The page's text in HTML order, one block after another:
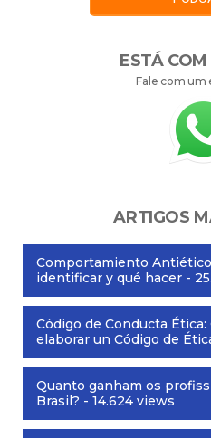
ESTÁ
Fale com um
ARTIGOS
Comportamiento
identificar y qué hacer -
Código de Conducta
elaborar un Código de
Quanto ganham os
Brasil? - 14.624 views